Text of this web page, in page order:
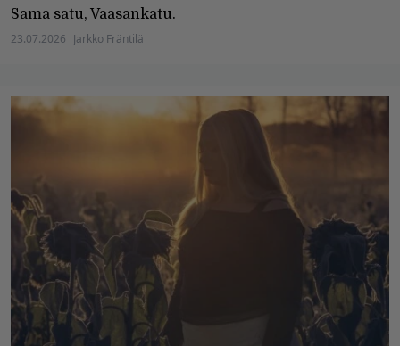
Sama satu, Vaasankatu.
23.07.2026 Jarkko Fräntilä